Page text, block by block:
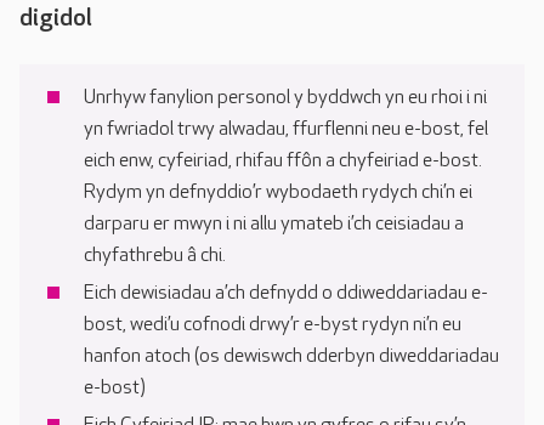
digidol
Unrhyw fanylion personol y byddwch yn eu rhoi i ni
yn fwriadol trwy alwadau, ffurflenni neu e-bost, fel
eich enw, cyfeiriad, rhifau ffôn a chyfeiriad e-bost.
Rydym yn defnyddio’r wybodaeth rydych chi’n ei
darparu er mwyn i ni allu ymateb i’ch ceisiadau a
chyfathrebu â chi.
Eich dewisiadau a’ch defnydd o ddiweddariadau e-
bost, wedi’u cofnodi drwy’r e-byst rydyn ni’n eu
hanfon atoch (os dewiswch dderbyn diweddariadau
e-bost)